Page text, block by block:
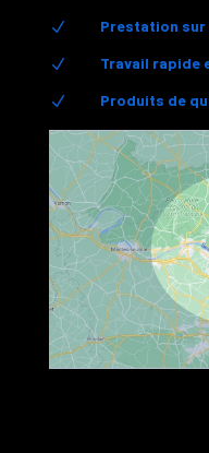
N Prestation sur
N Travail rapide
N Produits de